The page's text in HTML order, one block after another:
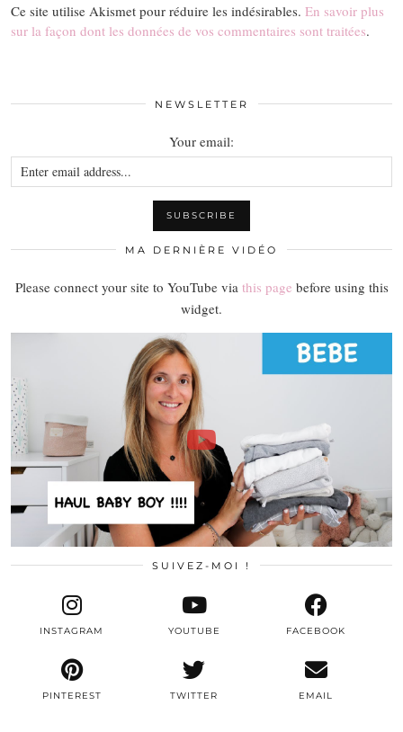
Ce site utilise Akismet pour réduire les indésirables. En savoir plus
sur la façon dont les données de vos commentaires sont traitées.
NEWSLETTER
Your email:
MA DERNIÈRE VIDÉO
Please connect your site to YouTube via this page before using this
widget.
SUIVEZ-MOI !
TWITTER
INSTAGRAM FACEBOOK
PINTEREST
YOUTUBE
EMAIL